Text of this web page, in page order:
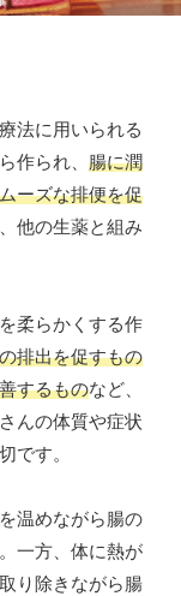
法に用いられる
作られ、 腸に潤
ーズな排便を促
他の生薬と組み
柔らかくする作
排出を促すもの
するものなど、
んの体質や症状
です。
温めながら腸の
一方、体に熱が
り除きながら腸